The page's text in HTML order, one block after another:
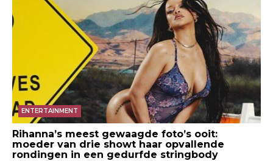
ENTERTAINMENT
Rihanna’s meest gewaagde foto’s ooit:
moeder van drie showt haar opvallende
rondingen in een gedurfde stringbody